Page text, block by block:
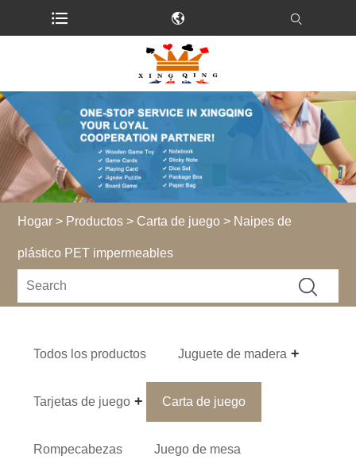
Hogar > Productos > Carta de juego > Naipes de
plástico PET impermeables
Todos los productos Juguete de madera
Tarjetas de juego Carta de juego
Rompecabezas Juego de mesa